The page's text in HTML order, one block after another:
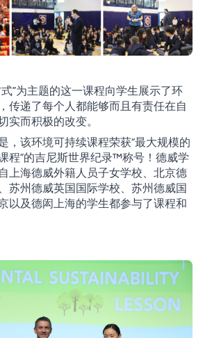
”为主题的这一课程向学生展示了环
传递了每个人都能够而且有责任在自
实而积极的改变。
，该环境可持续课程荣获“最大规模的
程”的吉尼斯世界纪录™称号！德威学
上海德威外籍人员子女学校、北京德
苏州德威英国国际学校、苏州德威国
以及德闳上海的学生都参与了课程和